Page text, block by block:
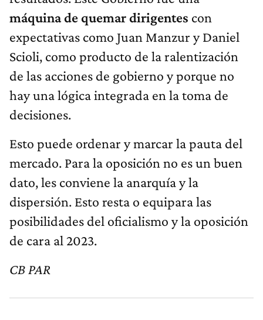
máquina de quemar dirigentes con
expectativas como Juan Manzur y Daniel
Scioli, como producto de la ralentización
de las acciones de gobierno y porque no
hay una lógica integrada en la toma de
decisiones.
Esto puede ordenar y marcar la pauta del
mercado. Para la oposición no es un buen
dato, les conviene la anarquía y la
dispersión. Esto resta o equipara las
posibilidades del oficialismo y la oposición
de cara al 2023.
CB PAR